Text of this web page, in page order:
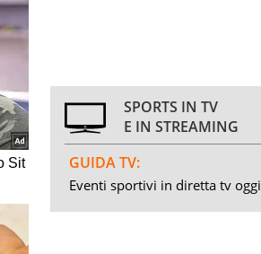
SPORTS IN TV
E IN STREAMING
GUIDA TV:
Eventi sportivi in diretta tv oggi